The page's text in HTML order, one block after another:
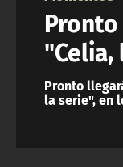
Pronto
Pronto
la serie", en